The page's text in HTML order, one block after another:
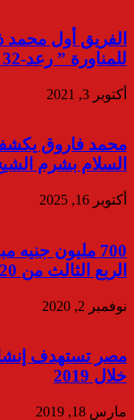
الفريق أول محمد
للمناورة ” رعد-32 ” بالذخيرة الحية
أكتوبر 3, 2021
محمد فاروق يكشف
السلام بشرم
أكتوبر 16, 2025
700 مليون جنيه
الربع الثالث من 2020
نوفمبر 2, 2020
خلال 2019
مارس 18, 2019